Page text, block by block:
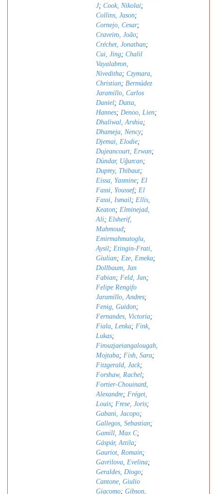
J; Cook, Nikolai;
Collins, Jason;
Cornejo, Cesar;
Craveiro, João;
Créchet, Jonathan;
Cui, Jing; Chalil
Vayalabron,
Niveditha; Czymara,
Christian; Bermúdez
Jaramillo, Carlos
Daniel; Datta,
Hannes; Denoo, Lien;
Dhaliwal, Arshia;
Dhameja, Nency;
Djemai, Elodie;
Dujeancourt, Erwan;
Dündar, Uǧurcan;
Duprey, Thibaut;
Eissa, Yasmine; El
Fassi, Youssef; El
Fassi, Ismail; Ellis,
Keaton; Elminejad,
Ali; Elsherif,
Mahmoud;
Emirmahmutoglu,
Aysil; Etingin-Frati,
Giulian; Eze, Emeka;
Dollbaum, Jan
Fabian; Feld, Jan;
Felipe Rengifo
Jaramillo, Andres;
Fenig, Guidon;
Fernandes, Victoria;
Fiala, Lenka; Fink,
Lukas;
Firouzjaeiangalougah,
Mojtaba; Fish, Sara;
Fitzgerald, Jack;
Forshaw, Rachel;
Fortier-Chouinard,
Alexandre; Fréget,
Louis; Frese, Joris;
Gabani, Jacopo;
Gallegos, Sebastian;
Gamill, Max C;
Gáspár, Attila;
Gauriot, Romain;
Gavrilova, Evelina;
Geraldes, Diogo;
Cantone, Giulio
Giacomo; Gibson,